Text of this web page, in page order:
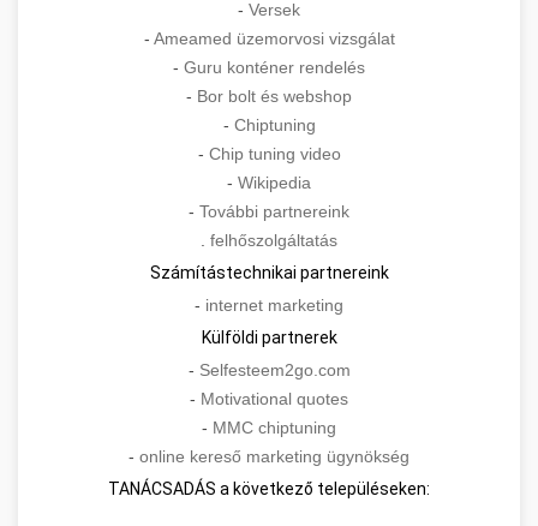
- Versek
- Ameamed üzemorvosi vizsgálat
- Guru konténer rendelés
- Bor bolt és webshop
- Chiptuning
- Chip tuning video
- Wikipedia
- További partnereink
. felhőszolgáltatás
Számítástechnikai partnereink
- internet marketing
Külföldi partnerek
- Selfesteem2go.com
- Motivational quotes
- MMC chiptuning
- online kereső marketing ügynökség
TANÁCSADÁS a következő településeken: